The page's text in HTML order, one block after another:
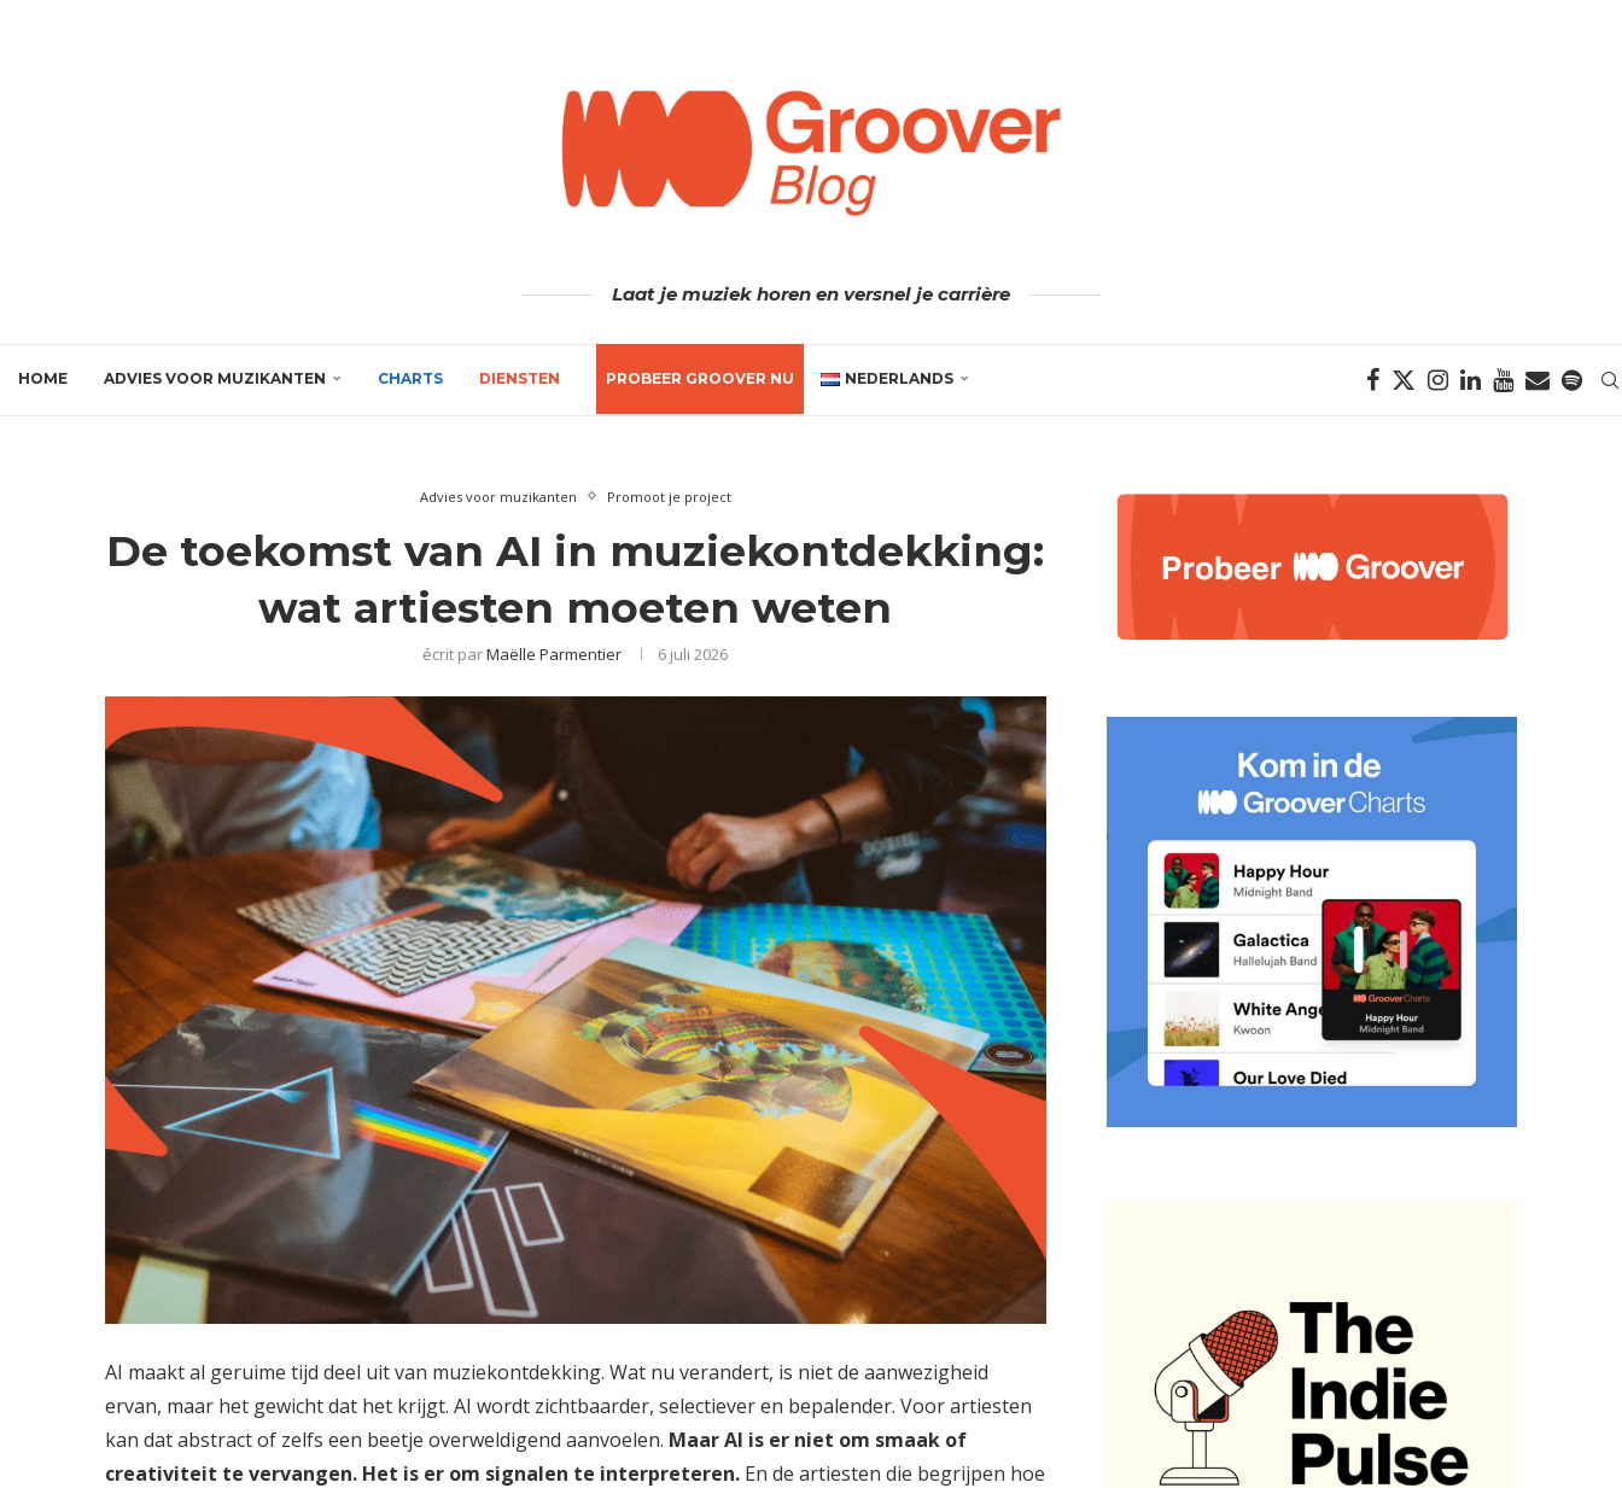
Laat je muziek horen en versnel je carrière
HOME ADVIES VOOR MUZIKANTEN CHARTS DIENSTEN PROBEER GROOVER NU NEDERLANDS
Advies voor muzikanten Promoot je project
De toekomst van AI in muziekontdekking:
wat artiesten moeten weten
écrit parMaëlle Parmentier 6 juli 2026
AI maakt al geruime tijd deel uit van muziekontdekking. Wat nu verandert, is niet de aanwezigheid
ervan, maar het gewicht dat het krijgt. AI wordt zichtbaarder, selectiever en bepalender. Voor artiesten
kan dat abstract of zelfs een beetje overweldigend aanvoelen. Maar AI is er niet om smaak of
creativiteit te vervangen. Het is er om signalen te interpreteren. En de artiesten die begrijpen hoe